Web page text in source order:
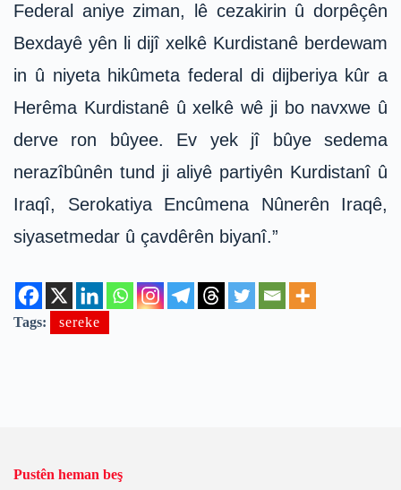
Federal aniye ziman, lê cezakirin û dorpêçên
Bexdayê yên li dijî xelkê Kurdistanê berdewam
in û niyeta hikûmeta federal di dijberiya kûr a
Herêma Kurdistanê û xelkê wê ji bo navxwe û
derve ron bûyee. Ev yek jî bûye sedema
nerazîbûnên tund ji aliyê partiyên Kurdistanî û
Iraqî, Serokatiya Encûmena Nûnerên Iraqê,
siyasetmedar û çavdêrên biyanî.”
Tags: sereke
Pustên heman beş